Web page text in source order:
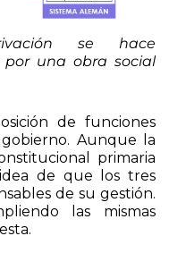
se hace
una obra social
Aunque la
primaria
de que los tres
de su gestión.
las mismas